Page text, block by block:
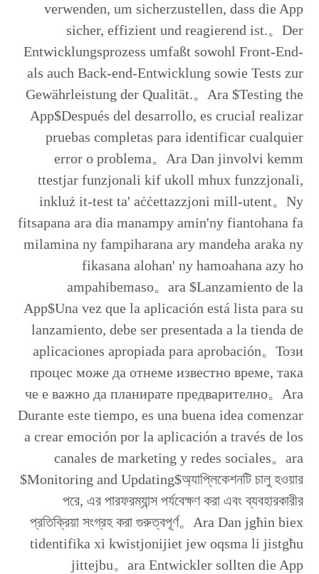
verwenden, um sicherzustellen, dass die App
sicher, effizient und reagierend ist.。Der
Entwicklungsprozess umfaßt sowohl Front-End-
als auch Back-end-Entwicklung sowie Tests zur
Gewährleistung der Qualität.。Ara $Testing the
App$Después del desarrollo, es crucial realizar
pruebas completas para identificar cualquier
error o problema。Ara Dan jinvolvi kemm
ttestjar funzjonali kif ukoll mhux funzzjonali,
inkluż it-test ta' aċċettazzjoni mill-utent。Ny
fitsapana ara dia manampy amin'ny fiantohana fa
milamina ny fampiharana ary mandeha araka ny
fikasana alohan' ny hamoahana azy ho
ampahibemaso。ara $Lanzamiento de la
App$Una vez que la aplicación está lista para su
lanzamiento, debe ser presentada a la tienda de
aplicaciones apropiada para aprobación。Този
процес може да отнеме известно време, така
че е важно да планирате предварително。Ara
Durante este tiempo, es una buena idea comenzar
a crear emoción por la aplicación a través de los
canales de marketing y redes sociales。ara
$Monitoring and Updating$অ্যাপ্লিকেশনটি চালু হওয়ার
পরে, এর পারফরম্যান্স পর্যবেক্ষণ করা এবং ব্যবহারকারীর
প্রতিক্রিয়া সংগ্রহ করা গুরুত্বপূর্ণ。Ara Dan jgħin biex
tidentifika xi kwistjonijiet jew oqsma li jistgħu
jittejbu。ara Entwickler sollten die App